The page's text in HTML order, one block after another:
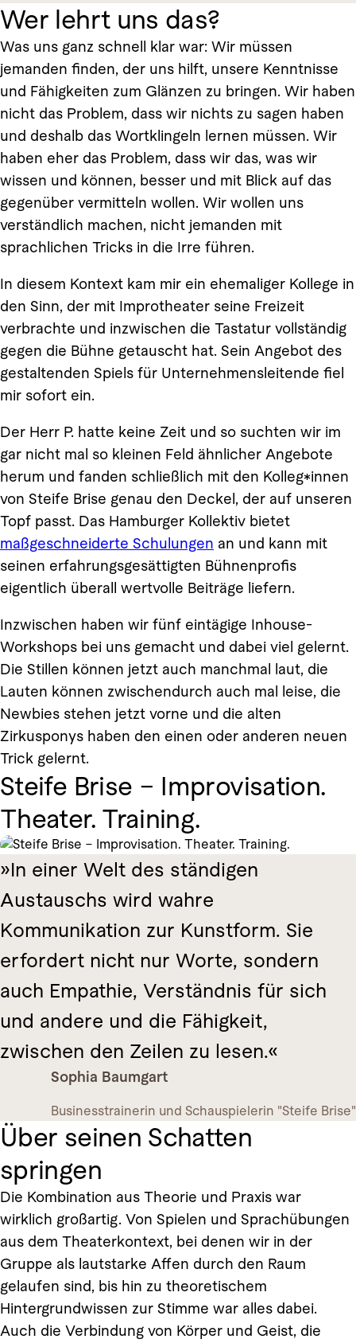
Wer lehrt uns das?
Was uns ganz schnell klar war: Wir müssen
jemanden finden, der uns hilft, unsere Kenntnisse
und Fähigkeiten zum Glänzen zu bringen. Wir haben
nicht das Problem, dass wir nichts zu sagen haben
und deshalb das Wortklingeln lernen müssen. Wir
haben eher das Problem, dass wir das, was wir
wissen und können, besser und mit Blick auf das
gegenüber vermitteln wollen. Wir wollen uns
verständlich machen, nicht jemanden mit
sprachlichen Tricks in die Irre führen.
In diesem Kontext kam mir ein ehemaliger Kollege in
den Sinn, der mit Improtheater seine Freizeit
verbrachte und inzwischen die Tastatur vollständig
gegen die Bühne getauscht hat. Sein Angebot des
gestaltenden Spiels für Unternehmensleitende fiel
mir sofort ein.
Der Herr P. hatte keine Zeit und so suchten wir im
gar nicht mal so kleinen Feld ähnlicher Angebote
herum und fanden schließlich mit den Kolleg*innen
von Steife Brise genau den Deckel, der auf unseren
Topf passt. Das Hamburger Kollektiv bietet
maßgeschneiderte Schulungen an und kann mit
seinen erfahrungsgesättigten Bühnenprofis
eigentlich überall wertvolle Beiträge liefern.
Inzwischen haben wir fünf eintägige Inhouse-
Workshops bei uns gemacht und dabei viel gelernt.
Die Stillen können jetzt auch manchmal laut, die
Lauten können zwischendurch auch mal leise, die
Newbies stehen jetzt vorne und die alten
Zirkusponys haben den einen oder anderen neuen
Trick gelernt.
Steife Brise – Improvisation.
Theater. Training.
In einer Welt des ständigen
Austauschs wird wahre
Kommunikation zur Kunstform. Sie
erfordert nicht nur Worte, sondern
auch Empathie, Verständnis für sich
und andere und die Fähigkeit,
zwischen den Zeilen zu lesen.
Sophia Baumgart
Businesstrainerin und Schauspielerin "Steife Brise"
Über seinen Schatten
springen
Die Kombination aus Theorie und Praxis war
wirklich großartig. Von Spielen und Sprachübungen
aus dem Theaterkontext, bei denen wir in der
Gruppe als lautstarke Affen durch den Raum
gelaufen sind, bis hin zu theoretischem
Hintergrundwissen zur Stimme war alles dabei.
Auch die Verbindung von Körper und Geist, die